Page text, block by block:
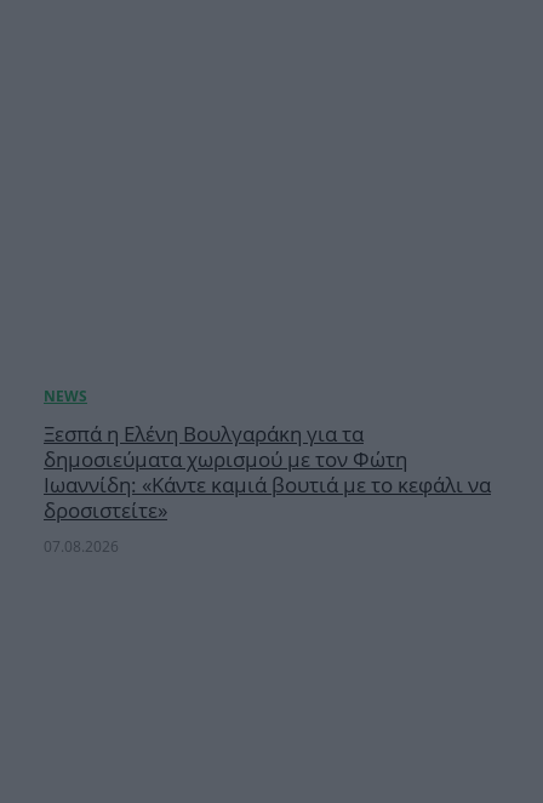
Ξεσπά η Ελένη Βουλγαράκη για τα
δημοσιεύματα χωρισμού με τον Φώτη
Ιωαννίδη: «Κάντε καμιά βουτιά με το κεφάλι να
δροσιστείτε»
07.08.2026